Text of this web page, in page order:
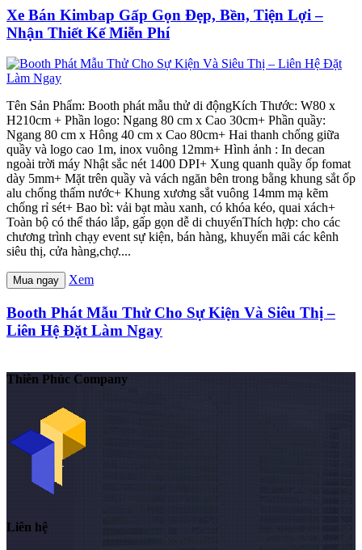
Xe Bán Kimbap Gấp Gọn Đẹp, Bền, Tiện Lợi –
Nhận Thiết Kế Miễn Phí
Tên Sản Phẩm: Booth phát mẫu thử di độngKích Thước: W80 x
H210cm + Phần logo: Ngang 80 cm x Cao 30cm+ Phần quầy:
Ngang 80 cm x Hông 40 cm x Cao 80cm+ Hai thanh chống giữa
quầy và logo cao 1m, inox vuông 12mm+ Hình ảnh : In decan
ngoài trời máy Nhật sắc nét 1400 DPI+ Xung quanh quầy ốp fomat
dày 5mm+ Mặt trên quầy và vách ngăn bên trong bằng khung sắt ốp
alu chống thấm nước+ Khung xương sắt vuông 14mm mạ kẽm
chống rỉ sét+ Bao bì: vải bạt màu xanh, có khóa kéo, quai xách+
Toàn bộ có thể tháo lắp, gấp gọn dễ di chuyểnThích hợp: cho các
chương trình chạy event sự kiện, bán hàng, khuyến mãi các kênh
siêu thị, cửa hàng,chợ....
Mua ngay Xem
Booth Phát Mẫu Thử Cho Sự Kiện Và Siêu Thị –
Liên Hệ Đặt Làm Ngay
Thiên Phúc Company
Liên hệ